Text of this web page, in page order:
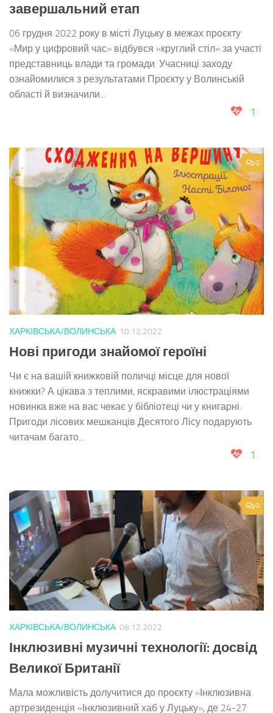
завершальний етап
06 грудня 2022 року в місті Луцьку в межах проєкту
«Мир у цифровий час» відбувся «круглий стіл» за участі
представниць влади та громади. Учасниці заходу
ознайомилися з результатами Проєкту у Волинській
області й визначили...
1
0
ХАРКІВСЬКА/ВОЛИНСЬКА 10.12.2022
Нові пригоди знайомої героїні
Чи є на вашій книжковій поличці місце для нової
книжки? А цікава з теплими, яскравими ілюстраціями
новинка вже на вас чекає у бібліотеці чи у книгарні.
Пригоди лісових мешканців Десятого Лісу подарують
читачам багато...
1
0
ХАРКІВСЬКА/ВОЛИНСЬКА 08.12.2022
Інклюзивні музичні технології: досвід
Великої Британії
Мала можливість долучитися до проєкту «Інклюзивна
артрезиденція «Інклюзивний хаб у Луцьку», де 24-27